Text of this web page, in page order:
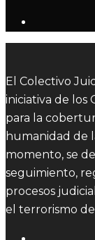
El Colectivo
iniciativa de los
para la
humanidad de
momento, se
seguimiento,
procesos
el terrorismo